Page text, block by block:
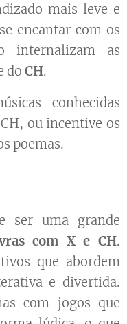
mais leve e
encantar com os
internalizam as
do CH.
conhecidas
ou incentive os
poemas.
ser uma grande
com X e CH.
que abordem
e divertida.
com jogos que